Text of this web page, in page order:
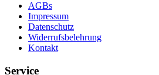
AGBs
Impressum
Datenschutz
Widerrufsbelehrung
Kontakt
Service